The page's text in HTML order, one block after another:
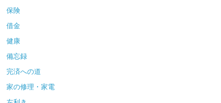
保険
借金
健康
備忘録
完済への道
家の修理・家電